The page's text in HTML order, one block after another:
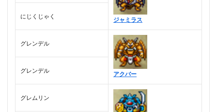
ジャミラス
にじくじゃく
グレンデル
アクバー
グレンデル
グレムリン